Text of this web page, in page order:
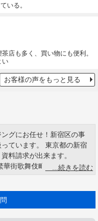
いる。
店も多く、買い物にも便利。
い
お客様の声をもっと見る
グにお任せ！新宿区の事
ています。 東京都の新宿
料請求が出来ます。
華街歌舞伎町で有名です。
店、家電量販店がひしめ
ある街でもあります。 人
ートル。 新宿駅は鉄道5社